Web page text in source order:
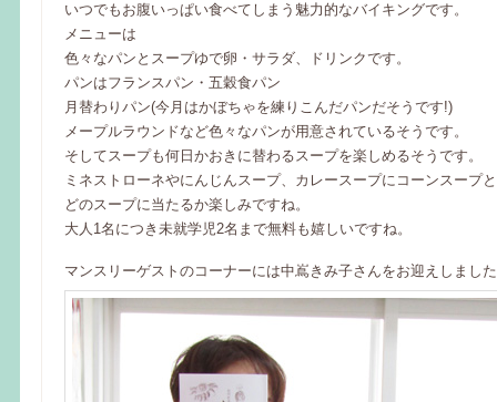
いつでもお腹いっぱい食べてしまう魅力的なバイキングです。
メニューは
色々なパンとスープゆで卵・サラダ、ドリンクです。
パンはフランスパン・五穀食パン
月替わりパン(今月はかぼちゃを練りこんだパンだそうです!)
メープルラウンドなど色々なパンが用意されているそうです。
そしてスープも何日かおきに替わるスープを楽しめるそうです。
ミネストローネやにんじんスープ、カレースープにコーンスープと
どのスープに当たるか楽しみですね。
大人1名につき未就学児2名まで無料も嬉しいですね。
マンスリーゲストのコーナーには中嶌きみ子さんをお迎えしまし